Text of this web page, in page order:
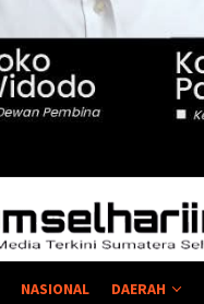
NASIONAL DAERAH